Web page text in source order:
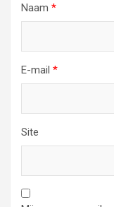
Naam *
E-mail *
Site